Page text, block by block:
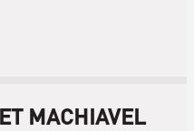
MACHIAVEL